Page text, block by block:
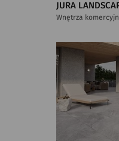
JURA
Wnętrza